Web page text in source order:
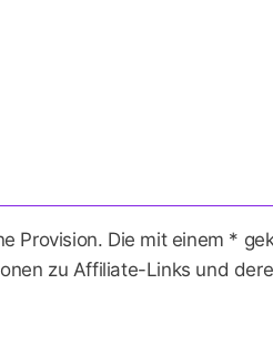
Provision. Die mit einem *
zu Affiliate-Links und